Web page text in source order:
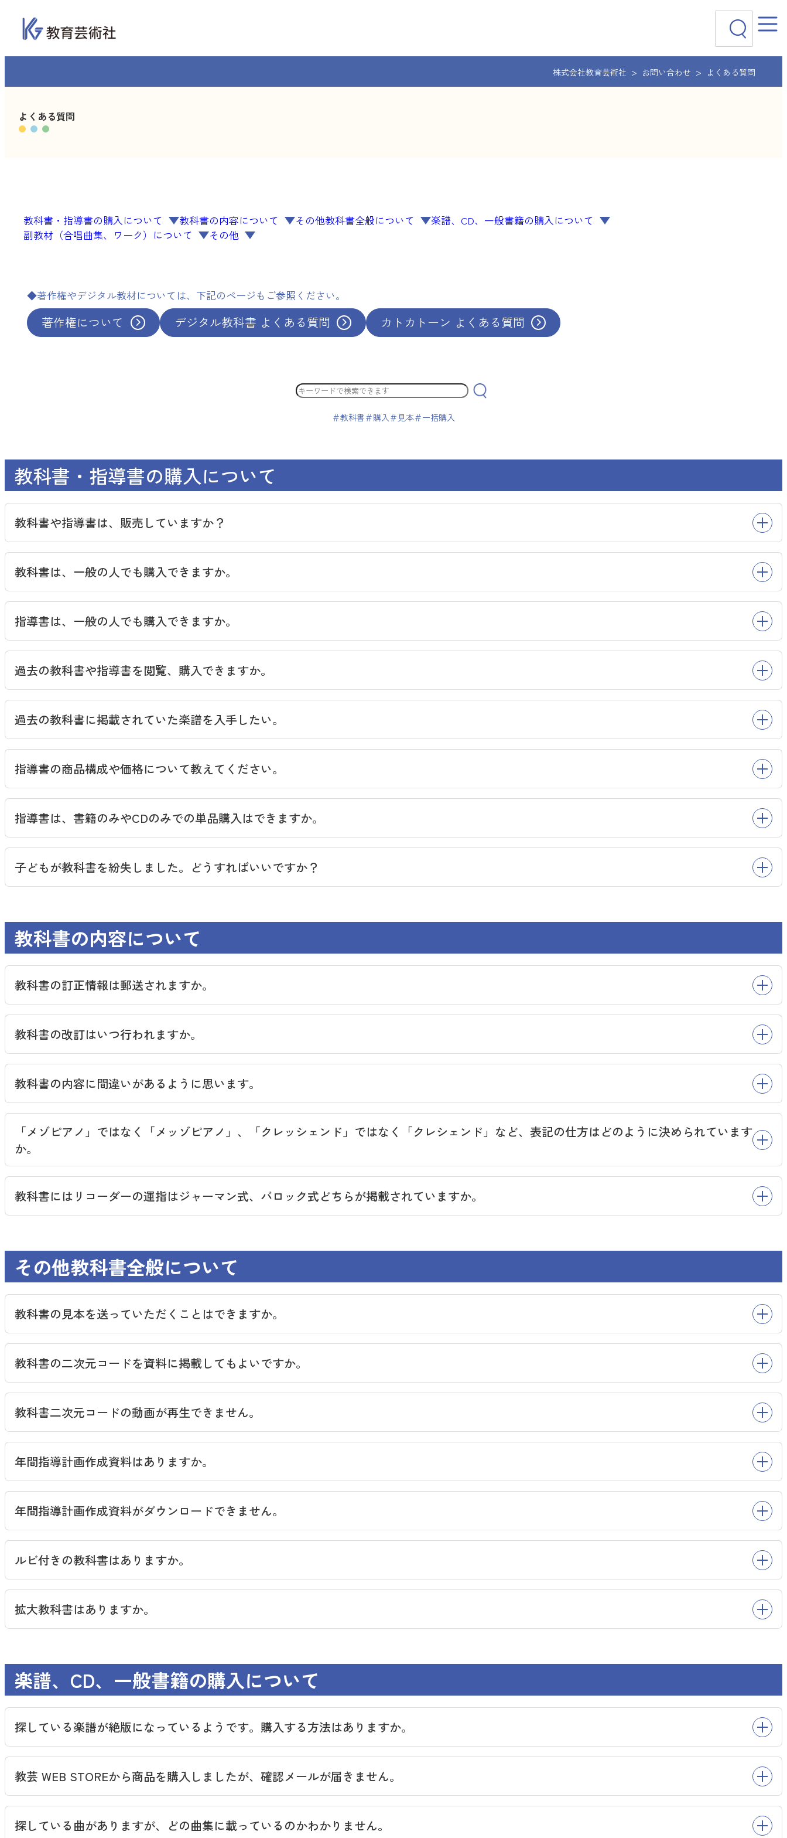
ス
株式会社教育芸術社 お問い合わせ よくある質問
よくある質問
教科書・指導書の購入について 教科書の内容について その他教科書全般について
楽譜、CD、一般書籍の購入について
副教材（合唱曲集、ワーク）について
その他
◆著作権やデジタル教材については、下記のページもご参照ください。
著作権について デジタル教科書 よくある質問 カトカトーン よくある質問
Search
＃教科書＃購入 ＃見本＃一括購入
教科書・指導書の購入について
教科書や指導書は、販売していますか？
教科書は、一般の人でも購入できますか。
指導書は、一般の人でも購入できますか。
過去の教科書や指導書を閲覧、購入できますか。
過去の教科書に掲載されていた楽譜を入手したい。
指導書の商品構成や価格について教えてください。
中学校 教師用指導書
高等学校 教師用指導書
指導書は、書籍のみやCDのみでの単品購入はできますか。
一般社団法人 全国教科書供給協会
子どもが教科書を紛失しました。どうすればいいですか？
教科書の内容について
教科書の訂正情報は郵送されますか。
教科書の改訂はいつ行われますか。
教科書の内容に間違いがあるように思います。
「メゾピアノ」ではなく「メッゾピアノ」、「クレッシェンド」ではなく「クレシェンド」など、表記の仕方はどのように決められています
か。
教科書にはリコーダーの運指はジャーマン式、バロック式どちらが掲載されていますか。
その他教科書全般について
教科書の見本を送っていただくことはできますか。
教科書の二次元コードを資料に掲載してもよいですか。
教科書二次元コードの動画が再生できません。
年間指導計画作成資料はありますか。
中学校 年間指導計画作成資資料（題材の評価規準例含む）
高等学校 年間指導計画作成資料と評価規準例
年間指導計画作成資料がダウンロードできません。
ルビ付きの教科書はありますか。
小学校 学習者用デジタル教科書
中学校 学習者用デジタル教科書
拡大教科書はありますか。
楽譜、CD、一般書籍の購入について
探している楽譜が絶版になっているようです。購入する方法はありますか。
教芸 WEB STOREから商品を購入しましたが、確認メールが届きません。
探している曲がありますが、どの曲集に載っているのかわかりません。